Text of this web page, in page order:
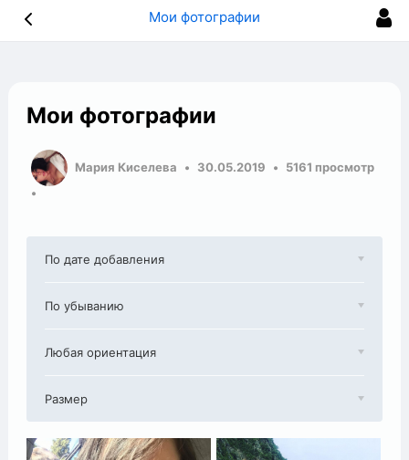
Мои фотографии
Мои фотографии
Мария Киселева 30.05.2019 5161 просмотр
По дате добавления
По убыванию
Любая ориентация
Размер